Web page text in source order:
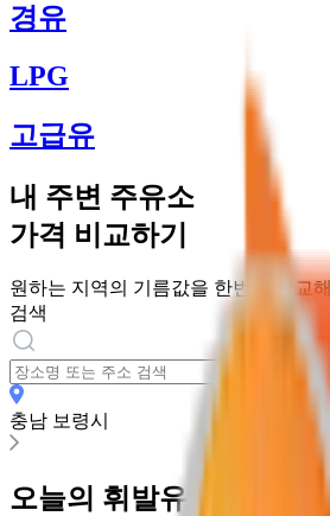
경유
LPG
고급유
내 주변 주유소
가격 비교하기
원하는 지역의 기름값을 한번에 비교
검색
충남 보령시
오늘의 휘발유 가격